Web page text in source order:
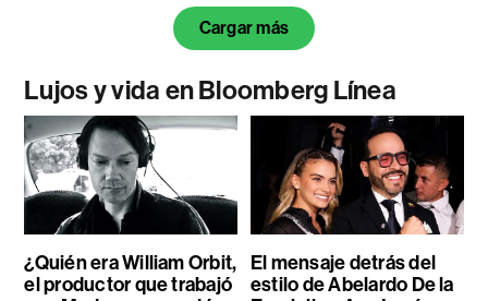
Cargar más
Lujos y vida en Bloomberg Línea
¿Quién era William Orbit,
el productor que trabajó
El mensaje detrás del
estilo de Abelardo De la